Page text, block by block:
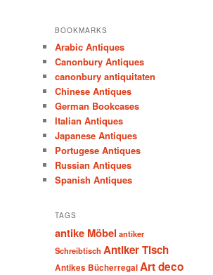
BOOKMARKS
Arabic Antiques
Canonbury Antiques
canonbury antiquitaten
Chinese Antiques
German Bookcases
Italian Antiques
Japanese Antiques
Portugese Antiques
Russian Antiques
Spanish Antiques
TAGS
antike Möbel antiker
Schreibtisch Antiker Tisch
Antikes BücherregalArt deco